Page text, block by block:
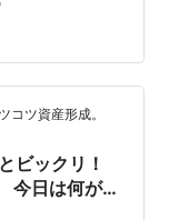
前
っていたイビ
知っていたけ
行っていたの
コツ資産形成。
ビックリ！
日は何があ